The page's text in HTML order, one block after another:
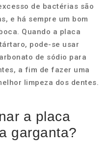
de bactérias são
e há sempre um bom
Quando a placa
pode-se usar
de sódio para
a fim de fazer uma
limpeza dos dentes.
a placa
garganta?